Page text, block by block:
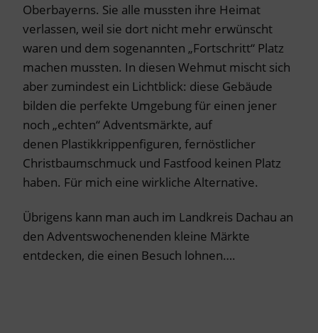
Oberbayerns. Sie alle mussten ihre Heimat
verlassen, weil sie dort nicht mehr erwünscht
waren und dem sogenannten „Fortschritt“ Platz
machen mussten. In diesen Wehmut mischt sich
aber zumindest ein Lichtblick: diese Gebäude
bilden die perfekte Umgebung für einen jener
noch „echten“ Adventsmärkte, auf
denen Plastikkrippenfiguren, fernöstlicher
Christbaumschmuck und Fastfood keinen Platz
haben. Für mich eine wirkliche Alternative.
Übrigens kann man auch im Landkreis Dachau an
den Adventswochenenden kleine Märkte
entdecken, die einen Besuch lohnen….